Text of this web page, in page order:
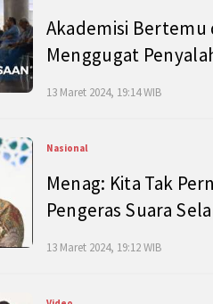
Akademisi Bertemu
Menggugat
13 Maret 2024, 19:14 WIB
Nasional
Menag: Kita Tak
Pengeras Suara
13 Maret 2024, 19:12 WIB